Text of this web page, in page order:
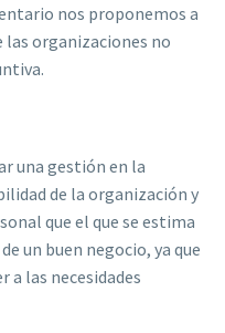
nos proponemos a
las organizaciones no
una gestión en la
de la organización y
que el que se estima
un buen negocio, ya que
a las necesidades